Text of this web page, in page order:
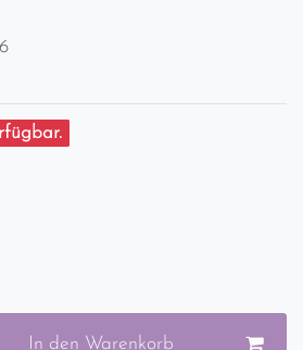
In den Warenkorb